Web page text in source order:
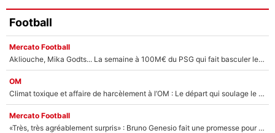
Football
Mercato Football
Akliouche, Mika Godts... La semaine à 100M€ du PSG qui fait basculer le mercato du PSG !
OM
Climat toxique et affaire de harcèlement à l’OM : Le départ qui soulage le vestiaire de Bruno Genesio
Mercato Football
«Très, très agréablement surpris» : Bruno Genesio fait une promesse pour la suite du mercato de l’OM et rassure les supporters